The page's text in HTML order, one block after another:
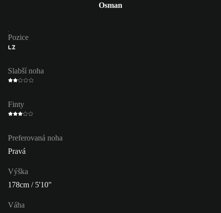
Osman
Pozice
LZ
Slabší noha
Finty
Preferovaná noha
Pravá
Výška
178cm / 5'10"
Váha